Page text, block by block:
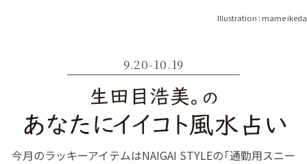
Illustration : mame ikeda
9.20-10.19
今月のラッキーアイテムはNAIGAI STYLEの「通勤用スニー